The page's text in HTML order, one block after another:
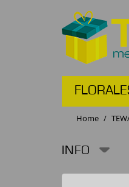
Home
INFO